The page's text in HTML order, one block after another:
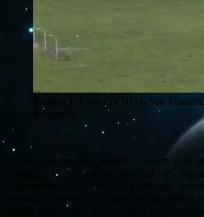
Imagen 1. Caso OVNI en San
fotografía.
Realizando una ampliación o zoom a la
(Imagen 1) se puede apreciar lo
sorprendente la forma de plato que
volador, y además la inclinación que posee
estaría desplazándose. También la